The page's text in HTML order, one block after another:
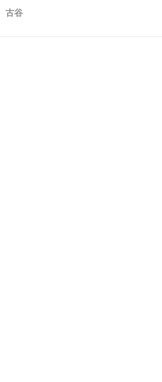
古谷